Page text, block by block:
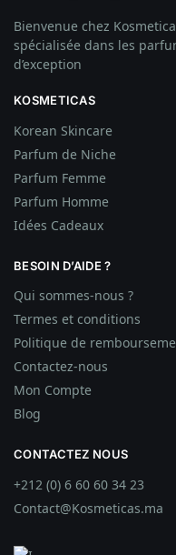
Bienvenue chez
spécialisée dans les
d’exception
KOSMETICAS
Korean Skincare
Parfum de Niche
Parfum Femme
Parfum Homme
Idées Cadeaux
BESOIN D’AIDE ?
Qui sommes-nous ?
Termes et conditions
Politique de
Contactez-nous
Mon Compte
Blog
CONTACTEZ NOUS
+212 (0) 6 60 60 34 23
Contact@Kosmeticas.ma